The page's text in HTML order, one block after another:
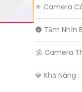
⚜️ Camera
🌚 Tầm Nhìn
🕉️ Camera
️💎 Khả Năng :